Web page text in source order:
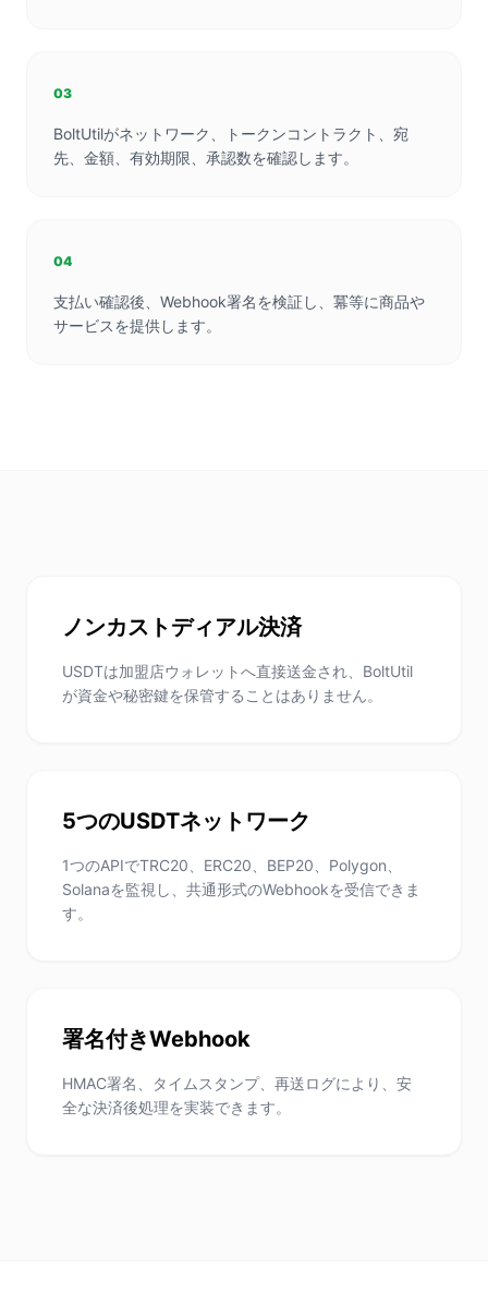
03
BoltUtilがネットワーク、トークンコントラクト、宛
先、金額、有効期限、承認数を確認します。
04
支払い確認後、Webhook署名を検証し、冪等に商品や
サービスを提供します。
ノンカストディアル決済
USDTは加盟店ウォレットへ直接送金され、BoltUtil
が資金や秘密鍵を保管することはありません。
5つのUSDTネットワーク
1つのAPIでTRC20、ERC20、BEP20、Polygon、
Solanaを監視し、共通形式のWebhookを受信できま
す。
署名付きWebhook
HMAC署名、タイムスタンプ、再送ログにより、安
全な決済後処理を実装できます。